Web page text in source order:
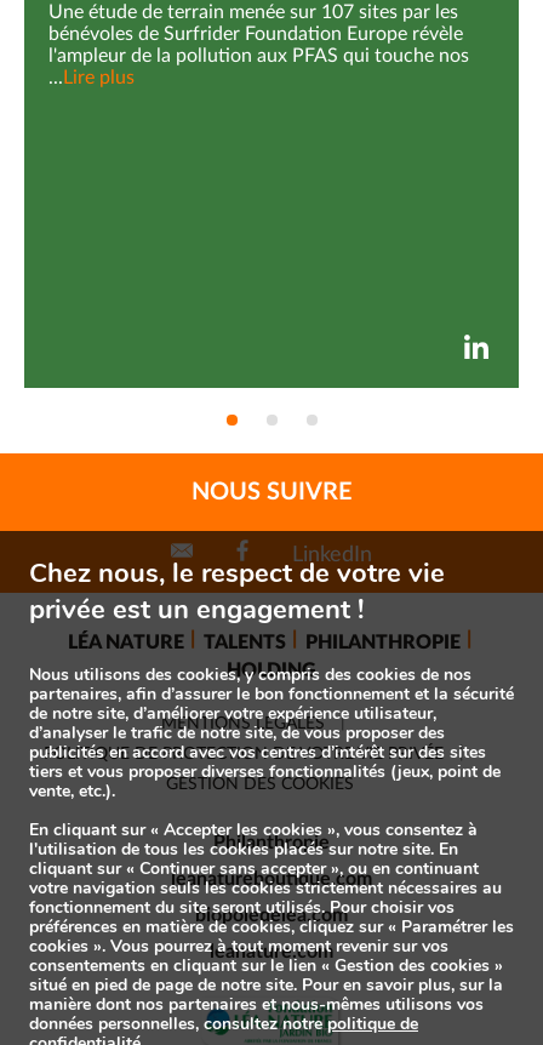
Une étude de terrain menée sur 107 sites par les
bénévoles de Surfrider Foundation Europe révèle
l'ampleur de la pollution aux PFAS qui touche nos
... Lire plus
NOUS SUIVRE
LinkedIn
LÉA NATURE TALENTS
PHILANTHROPIE
HOLDING
MENTIONS LÉGALES
POLITIQUE DE PROTECTION DE VOTRE VIE PRIVÉE
GESTION DES COOKIES
Philanthropie
leanatureboutique.com
biopoledelea.com
leanature.com
Chez nous, le respect de votre vie
privée est un engagement !
Nous utilisons des cookies, y compris des cookies de nos
partenaires, afin d’assurer le bon fonctionnement et la sécurité
de notre site, d’améliorer votre expérience utilisateur,
d’analyser le trafic de notre site, de vous proposer des
publicités en accord avec vos centres d’intérêt sur des sites
tiers et vous proposer diverses fonctionnalités (jeux, point de
vente, etc.).
En cliquant sur « Accepter les cookies », vous consentez à
l'utilisation de tous les cookies placés sur notre site. En
cliquant sur « Continuer sans accepter », ou en continuant
votre navigation seuls les cookies strictement nécessaires au
fonctionnement du site seront utilisés. Pour choisir vos
préférences en matière de cookies, cliquez sur « Paramétrer les
cookies ». Vous pourrez à tout moment revenir sur vos
consentements en cliquant sur le lien « Gestion des cookies »
situé en pied de page de notre site. Pour en savoir plus, sur la
manière dont nos partenaires et nous-mêmes utilisons vos
données personnelles, consultez notrepolitique de